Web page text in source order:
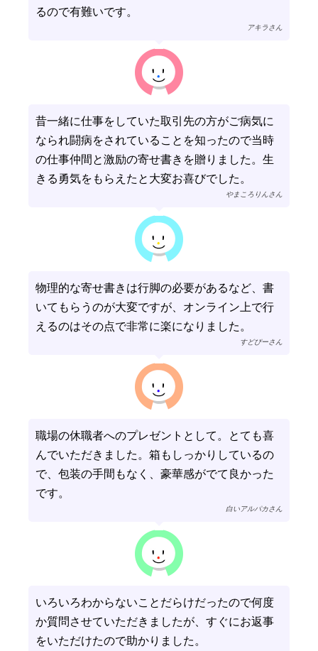
るので有難いです。
アキラさん
昔一緒に仕事をしていた取引先の方がご病気に
なられ闘病をされていることを知ったので当時
の仕事仲間と激励の寄せ書きを贈りました。生
きる勇気をもらえたと大変お喜びでした。
やまころりんさん
物理的な寄せ書きは行脚の必要があるなど、書
いてもらうのが大変ですが、オンライン上で行
えるのはその点で非常に楽になりました。
すどぴーさん
職場の休職者へのプレゼントとして。とても喜
んでいただきました。箱もしっかりしているの
で、包装の手間もなく、豪華感がでて良かった
です。
白いアルパカさん
いろいろわからないことだらけだったので何度
か質問させていただきましたが、すぐにお返事
をいただけたので助かりました。